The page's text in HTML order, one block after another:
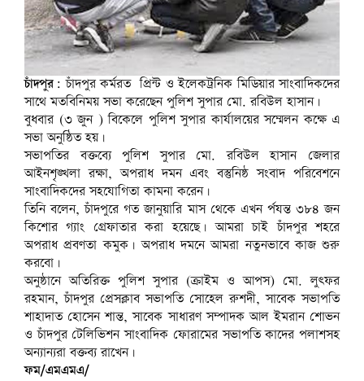
চাঁদপুর:চাঁদপুর কর্মরত প্রিন্ট ও ইলেকট্রনিক মিডিয়ার সাংবাদিকদের
সাথে মতবিনিময় সভা করেছেন পুলিশ সুপার মো. রবিউল হাসান।
বুধবার (৩ জুন ) বিকেলে পুলিশ সুপার কার্যালয়ের সম্মেলন কক্ষে এ
সভা অনুষ্ঠিত হয়।
সভাপতির বক্তব্যে পুলিশ সুপার মো. রবিউল হাসান জেলার
আইনশৃঙ্খলা রক্ষা, অপরাধ দমন এবং বস্তুনিষ্ঠ সংবাদ পরিবেশনে
সাংবাদিকদের সহযোগিতা কামনা করেন।
তিনি বলেন, চাঁদপুরে গত জানুয়ারি মাস থেকে এখন র্পযন্ত ৩৮৪ জন
‍কিশোর গ্যাং গ্রেফাতার করা হয়েছে। আমরা চাই চাঁদপুর শহরে
অপরাধ প্রবণতা কমুক। অপরাধ দমনে আমরা নতুনভাবে কাজ শুরু
করবো।
অনুষ্ঠানে অতিরিক্ত পুলিশ সুপার (ক্রাইম ও আপস) মো. লুৎফর
রহমান, চাঁদপুর প্রেসক্লাব সভাপতি সোহেল রুশদী, সাবেক সভাপতি
শাহাদাত হোসেন শান্ত, সাবেক সাধারণ সম্পাদক আল ইমরান শোভন
ও চাঁদপুর টেলিভিশন সাংবাদিক ফোরামের সভাপতি কাদের পলাশসহ
অন্যান্যরা বক্তব্য রাখেন।
ফম/এমএমএ/